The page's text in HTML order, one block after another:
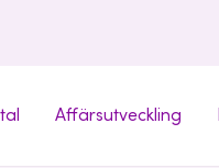
Affärsutveckling